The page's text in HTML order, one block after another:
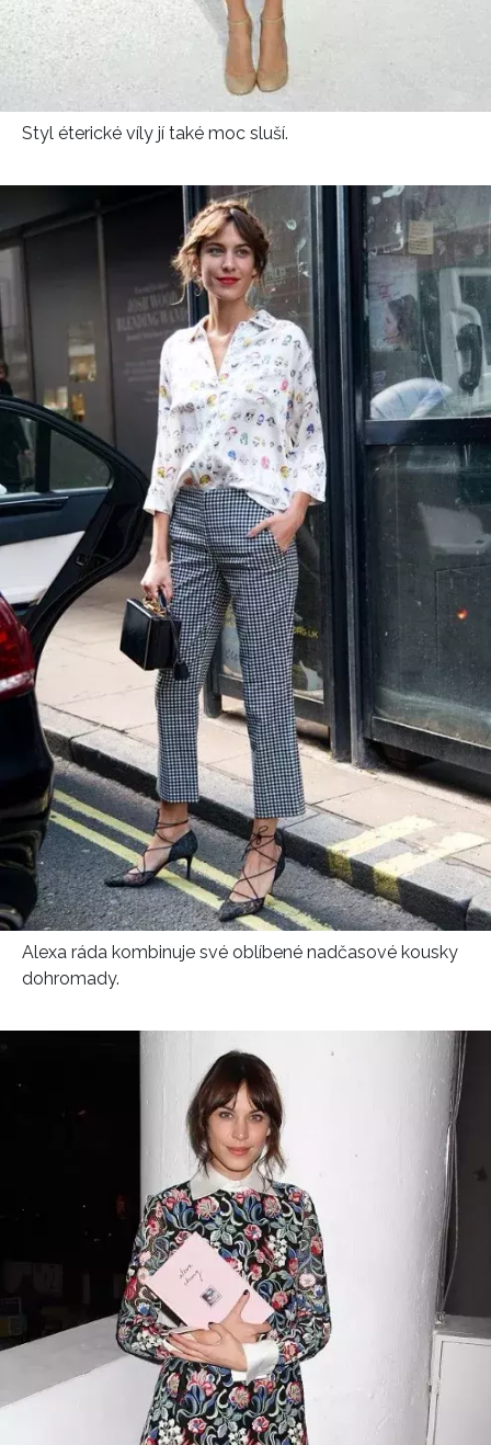
Styl éterické víly jí také moc sluší.
Alexa ráda kombinuje své oblíbené nadčasové kousky
dohromady.